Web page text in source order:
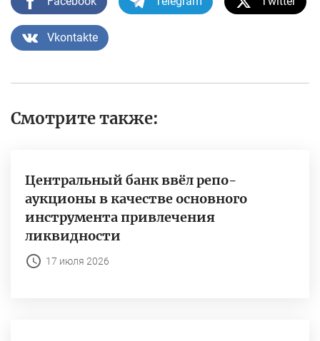
Vkontakte
Смотрите также:
Центральный банк ввёл репо-
аукционы в качестве основного
инструмента привлечения
ликвидности
17 июля 2026